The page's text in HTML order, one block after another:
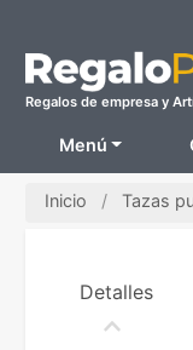
Regalos de empresa y
Menú
Inicio Tazas
Detalles